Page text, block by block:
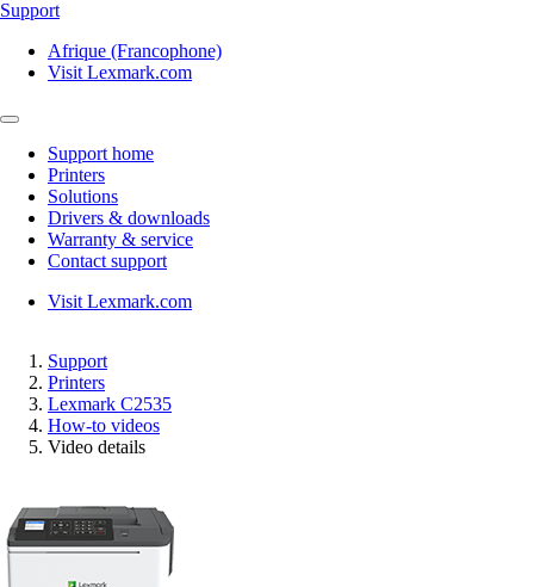
Support
Afrique (Francophone)
Visit Lexmark.com
Support home
Printers
Solutions
Drivers & downloads
Warranty & service
Contact support
Visit Lexmark.com
Support
Printers
Lexmark C2535
How-to videos
Video details